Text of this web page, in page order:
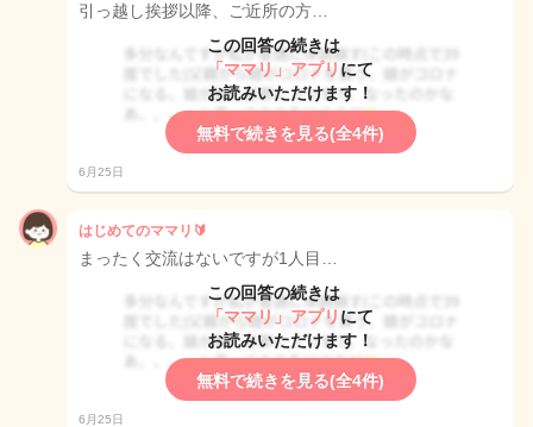
引っ越し挨拶以降、ご近所の方…
この回答の続きは
「ママリ」アプリ にて
お読みいただけます！
無料で続きを見る(全4件)
6月25日
はじめてのママリ🔰
まったく交流はないですが1人目…
この回答の続きは
「ママリ」アプリ にて
お読みいただけます！
無料で続きを見る(全4件)
6月25日